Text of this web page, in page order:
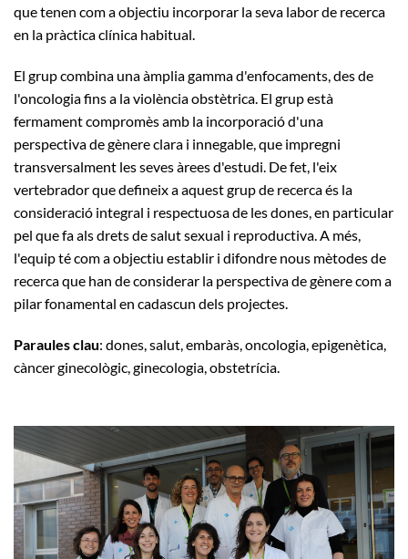
que tenen com a objectiu incorporar la seva labor de recerca
en la pràctica clínica habitual.
El grup combina una àmplia gamma d'enfocaments, des de
l'oncologia fins a la violència obstètrica. El grup està
fermament compromès amb la incorporació d'una
perspectiva de gènere clara i innegable, que impregni
transversalment les seves àrees d'estudi. De fet, l'eix
vertebrador que defineix a aquest grup de recerca és la
consideració integral i respectuosa de les dones, en particular
pel que fa als drets de salut sexual i reproductiva. A més,
l'equip té com a objectiu establir i difondre nous mètodes de
recerca que han de considerar la perspectiva de gènere com a
pilar fonamental en cadascun dels projectes.
Paraules clau: dones, salut, embaràs, oncologia, epigenètica,
càncer ginecològic, ginecologia, obstetrícia.